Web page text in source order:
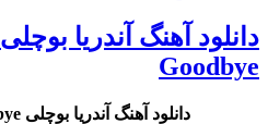
Goodbye
دانلود آهنگ آندریا بوچلی Time To Say Goodbye